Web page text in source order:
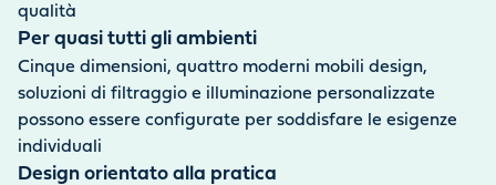
qualità
Per quasi tutti gli ambienti
Cinque dimensioni, quattro moderni mobili design,
soluzioni di filtraggio e illuminazione personalizzate
possono essere configurate per soddisfare le esigenze
individuali
Design orientato alla pratica